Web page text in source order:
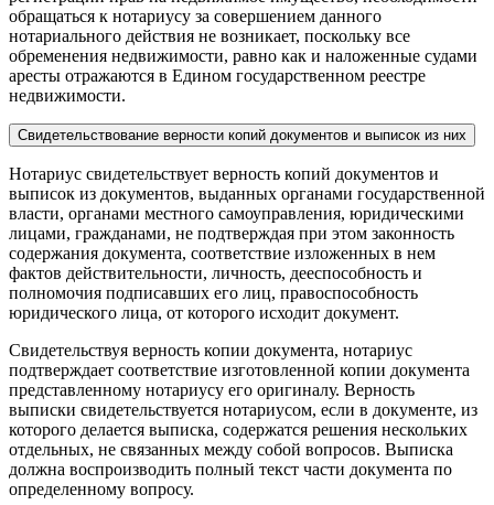
обращаться к нотариусу за совершением данного
нотариального действия не возникает, поскольку все
обременения недвижимости, равно как и наложенные судами
аресты отражаются в Едином государственном реестре
недвижимости.
Свидетельствование верности копий документов и выписок из них
Нотариус свидетельствует верность копий документов и
выписок из документов, выданных органами государственной
власти, органами местного самоуправления, юридическими
лицами, гражданами, не подтверждая при этом законность
содержания документа, соответствие изложенных в нем
фактов действительности, личность, дееспособность и
полномочия подписавших его лиц, правоспособность
юридического лица, от которого исходит документ.
Свидетельствуя верность копии документа, нотариус
подтверждает соответствие изготовленной копии документа
представленному нотариусу его оригиналу. Верность
выписки свидетельствуется нотариусом, если в документе, из
которого делается выписка, содержатся решения нескольких
отдельных, не связанных между собой вопросов. Выписка
должна воспроизводить полный текст части документа по
определенному вопросу.